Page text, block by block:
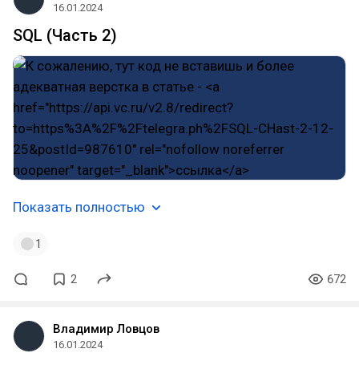
16.01.2024
SQL (Часть 2)
Показать полностью
1
2 672
Владимир Ловцов
16.01.2024